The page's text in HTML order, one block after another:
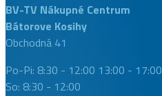
BV-TV Nákupné Centrum
Bátorove Kosihy
Obchodná 41
Po-Pi: 8:30 - 12:00 13:00 - 17:00
So: 8:30 - 12:00